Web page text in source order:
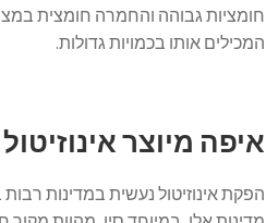
חומציות גבוהה והחמרה חומצית
המכילים אותו בכמויות גדולות.
איפה מיוצר אינוזיטול
הפקת אינוזיטול נעשית במדינות רבות